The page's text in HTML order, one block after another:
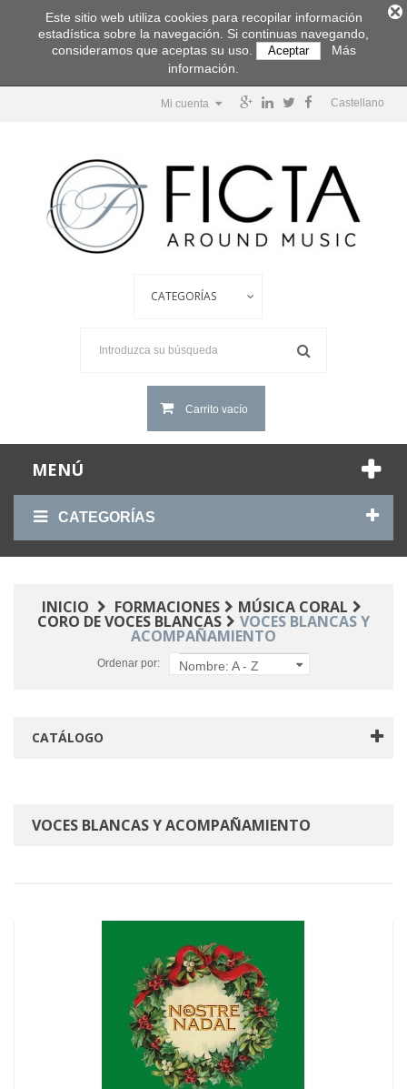
Castellano
Mi cuenta
Carrito vacío
MENÚ
CATEGORÍAS
INICIO FORMACIONES MÚSICA CORAL
CORO DE VOCES BLANCAS VOCES BLANCAS Y
ACOMPAÑAMIENTO
Ordenar por: Nombre: A - Z
CATÁLOGO
VOCES BLANCAS Y ACOMPAÑAMIENTO
Este sitio web utiliza cookies para recopilar información
estadística sobre la navegación. Si continuas navegando,
consideramos que aceptas su uso.
Aceptar
Más
información.